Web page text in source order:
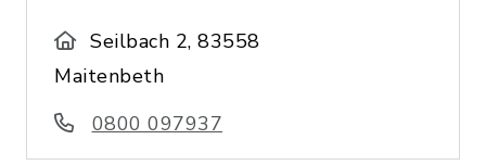
Seilbach 2, 83558
Maitenbeth
0800 097937